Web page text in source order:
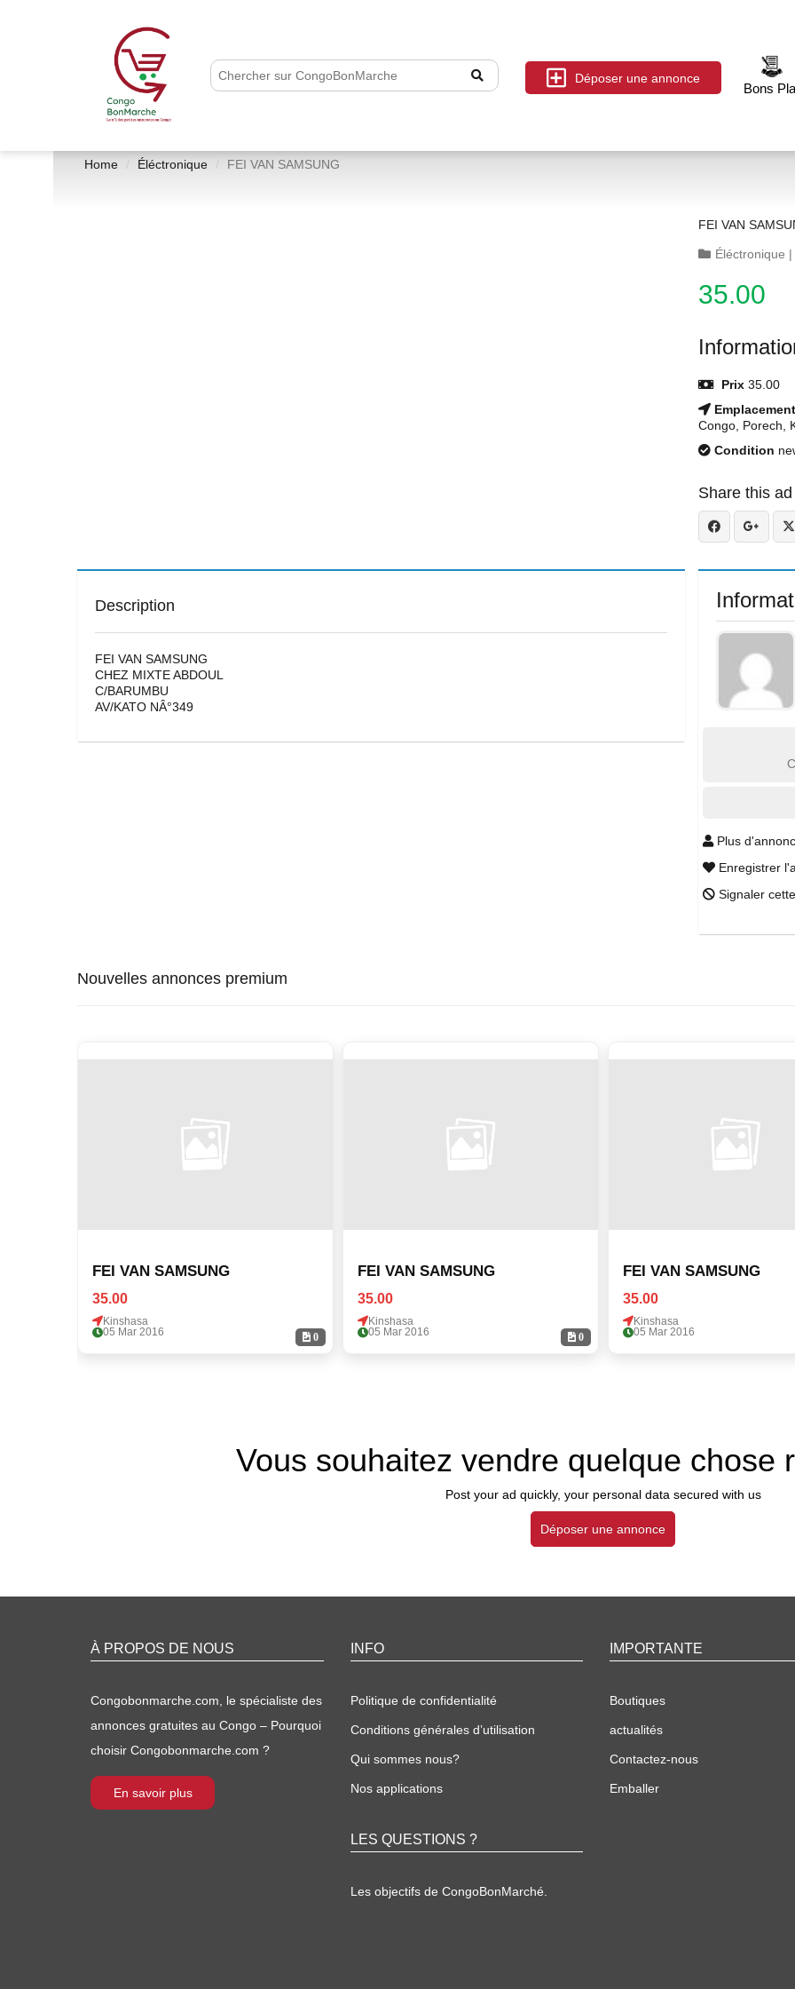
Déposer une annonce
Bons
Home Éléctronique FEI VAN SAMSUNG
FEI VAN
Éléctronique |
35.00
Prix 35.00
Emplacement
Congo, Porech,
Condition
Share this ad
Description
FEI VAN SAMSUNG
CHEZ MIXTE ABDOUL
C/BARUMBU
AV/KATO NÂ°349
Plus
Enregistrer
Signaler
Nouvelles annonces premium
0
FEI VAN SAMSUNG
35.00
Kinshasa
05 Mar 2016
0
FEI VAN SAMSUNG
35.00
Kinshasa
05 Mar 2016
FEI VAN SAMSUNG
35.00
Kinshasa
05 Mar 2016
Vous souhaitez vendre quelque chose
Post your ad quickly, your personal data secured with us
Déposer une annonce
À PROPOS DE NOUS
Congobonmarche.com, le spécialiste des
annonces gratuites au Congo – Pourquoi
choisir Congobonmarche.com ?
En savoir plus
INFO
Politique de confidentialité
Conditions générales d’utilisation
Qui sommes nous?
Nos applications
LES QUESTIONS ?
Les objectifs de CongoBonMarché.
IMPORTANTE
Boutiques
actualités
Contactez-nous
Emballer